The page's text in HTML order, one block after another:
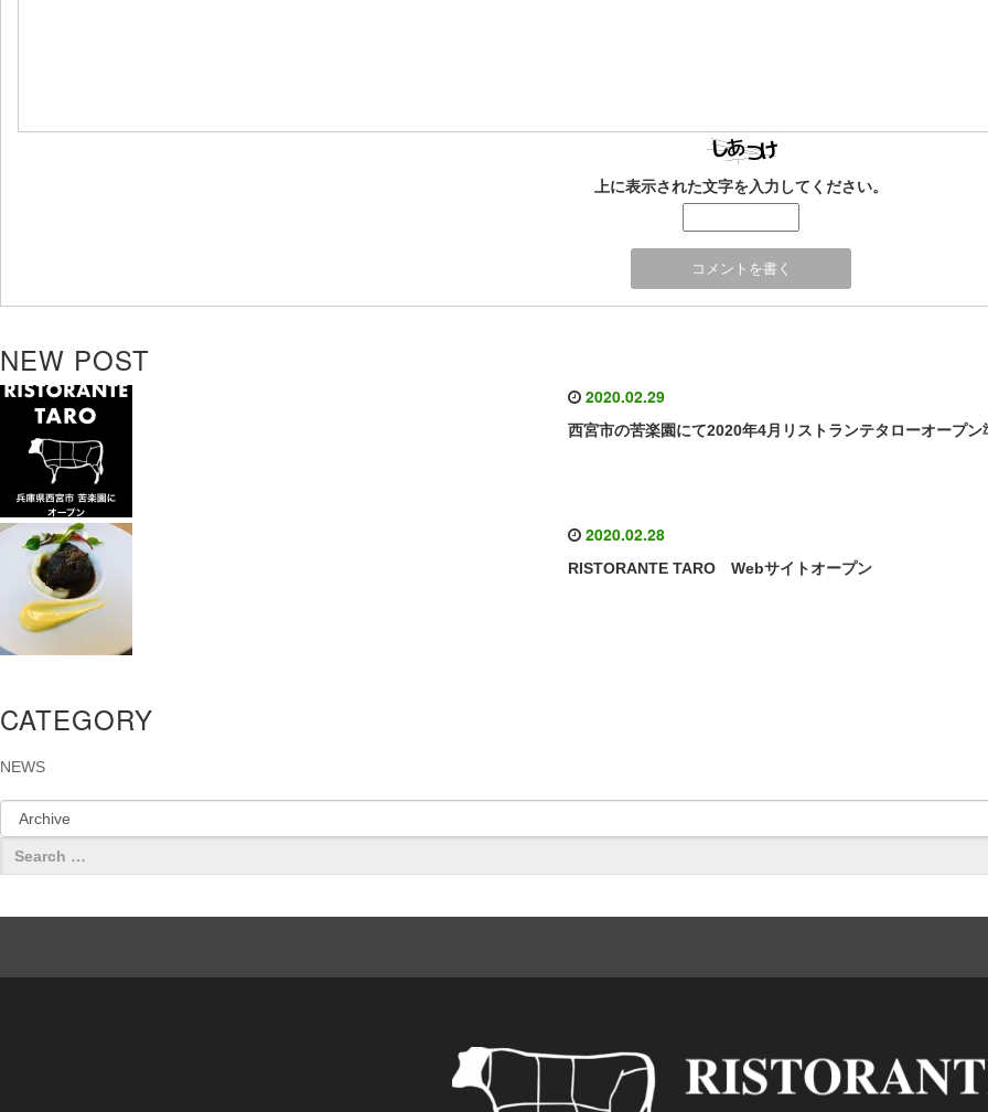
上に表示された文字を入力してください。
NEW POST
2020.02.29
西宮市の苦楽園にて2020年4月リストランテタローオープン
2020.02.28
RISTORANTE TARO Webサイトオープン
CATEGORY
NEWS